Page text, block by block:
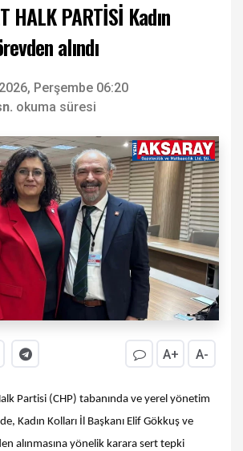
HALK PARTİSİ Kadın
alındı
Perşembe 06:20
okuma süresi
A+ A-
Partisi (CHP) tabanında ve yerel yönetim
Kadın Kolları İl Başkanı Elif Gökkuş ve
alınmasına yönelik karara sert tepki